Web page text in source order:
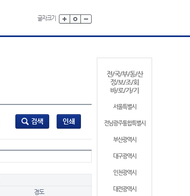
글자크기
전/국/부/동/산
정/보/조/회
바/로/가/기
서울특별시
전남광주통합특별시
부산광역시
대구광역시
인천광역시
대전광역시
경도